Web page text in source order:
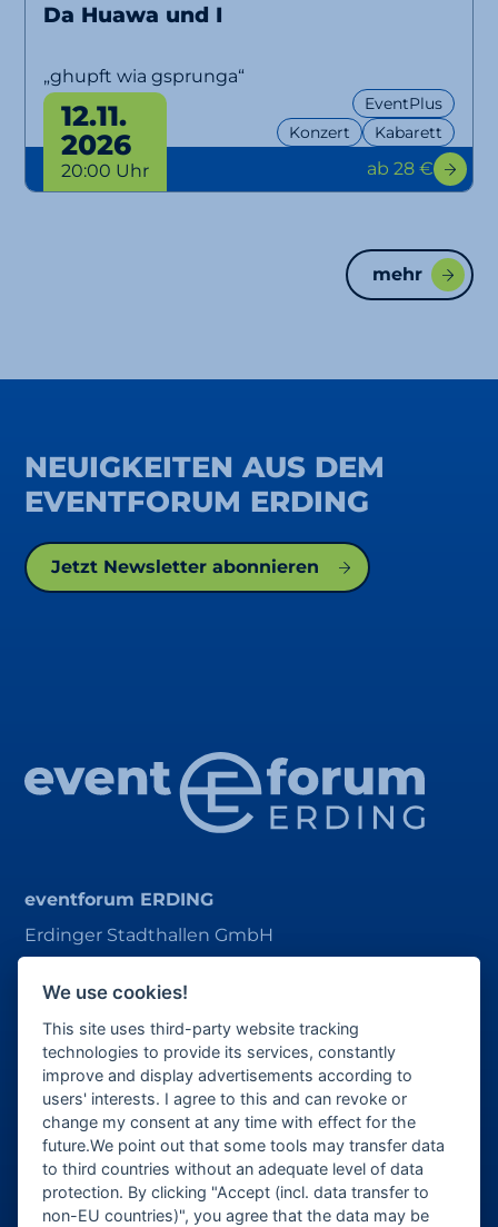
Da Huawa und I
„ghupft wia gsprunga“
Konzert Kabarett
EventPlus
12.11.
2026
20:00 Uhr ab 28 €
mehr
NEUIGKEITEN AUS DEM
EVENTFORUM ERDING
Jetzt Newsletter abonnieren
Veranstalter-Bereich
eventforum ERDING
Erdinger Stadthallen GmbH
85435 Erding
ticket@eventforum-erding.de
veranstaltung@eventforum-erding.de
We use cookies!
This site uses third-party website tracking
technologies to provide its services, constantly
improve and display advertisements according to
users' interests. I agree to this and can revoke or
change my consent at any time with effect for the
future.We point out that some tools may transfer data
to third countries without an adequate level of data
protection. By clicking "Accept (incl. data transfer to
non-EU countries)", you agree that the data may be